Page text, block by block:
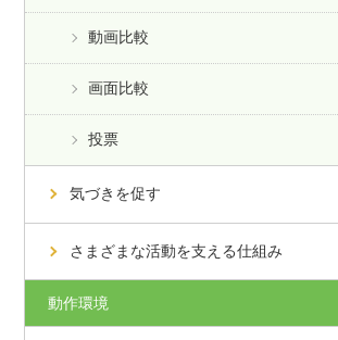
動画比較
画面比較
投票
気づきを促す
さまざまな活動を支える仕組み
動作環境